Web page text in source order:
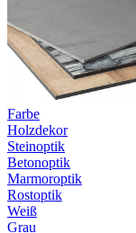
Farbe
Holzdekor
Steinoptik
Betonoptik
Marmoroptik
Rostoptik
Weiß
Grau